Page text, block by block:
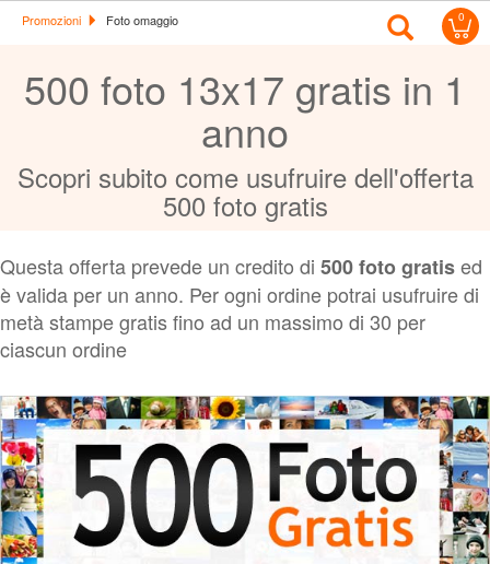
Promo
Assistenza
Foto
Calendari
Fotolibri
Promozioni Foto omaggio 0
500 foto 13x17 gratis in 1
anno
Scopri subito come usufruire dell'offerta
500 foto gratis
Questa offerta prevede un credito di 500 foto gratised
è valida per un anno. Per ogni ordine potrai usufruire di
metà stampe gratis fino ad un massimo di 30 per
ciascun ordine